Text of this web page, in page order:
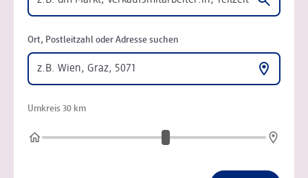
Ort, Postleitzahl oder Adresse suchen
Umkreis 30 km